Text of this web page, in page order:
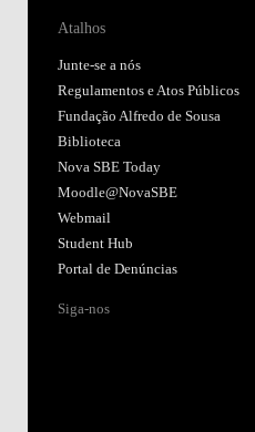
Atalhos
Junte-se a nós
Regulamentos e Atos Públicos
Fundação Alfredo de Sousa
Biblioteca
Nova SBE Today
Moodle@NovaSBE
Webmail
Student Hub
Portal de Denúncias
Siga-nos